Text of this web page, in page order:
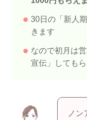
30日の「新人
きます
なので初月は
宣伝」しても
ノン